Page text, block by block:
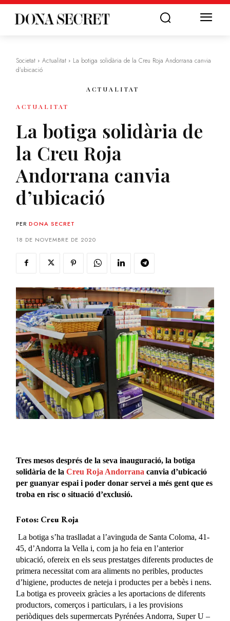
Societat Actualitat
La botiga solidària de la Creu Roja Andorrana canvia
d’ubicació
ACTUALITAT
ACTUALITAT
La botiga solidària de
la Creu Roja
Andorrana canvia
d’ubicació
PER DONA SECRET
18 DE NOVEMBRE DE 2020
Tres mesos després de la seva inauguració, la botiga
solidària de la Creu Roja Andorrana canvia d’ubicació
per guanyar espai i poder donar servei a més gent que es
troba en risc o situació d’exclusió.
Fotos: Creu Roja
La botiga s’ha traslladat a l’avinguda de Santa Coloma, 41-
45, d’Andorra la Vella i, com ja ho feia en l’anterior
ubicació, ofereix en els seus prestatges diferents productes de
primera necessitat com ara aliments no peribles, productes
d’higiene, productes de neteja i productes per a bebès i nens.
La botiga es proveeix gràcies a les aportacions de diferents
productors, comerços i particulars, i a les provisions
periòdiques dels supermercats Pyrénées Andorra, Super U –